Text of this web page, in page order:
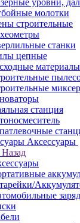
уровни,
молотки
строительные
станки
цепные
материалы
станция
Аксессуары
Назад